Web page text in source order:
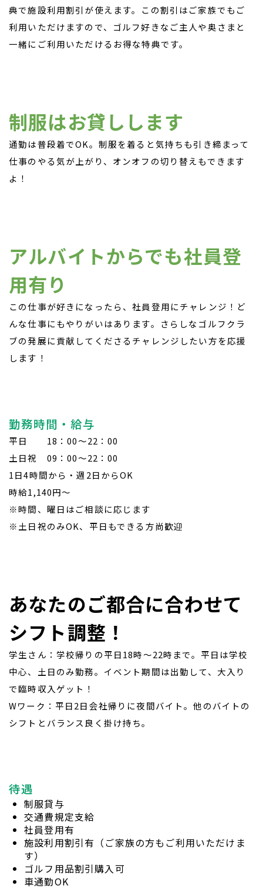
典で施設利用割引が使えます。この割引はご家族でもご
利用いただけますので、ゴルフ好きなご主人や奥さまと
一緒にご利用いただけるお得な特典です。
制服はお貸しします
通勤は普段着でOK。制服を着ると気持ちも引き締まって
仕事のやる気が上がり、オンオフの切り替えもできます
よ！
アルバイトからでも社員登
用有り
この仕事が好きになったら、社員登用にチャレンジ！ど
んな仕事にもやりがいはあります。さらしなゴルフクラ
ブの発展に貢献してくださるチャレンジしたい方を応援
します！
勤務時間・給与
平日 18：00～22：00
土日祝 09：00～22：00
1日4時間から・週2日からOK
時給1,140円～
※時間、曜日はご相談に応じます
※土日祝のみOK、平日もできる方尚歓迎
あなたのご都合に合わせて
シフト調整！
学生さん：学校帰りの平日18時～22時まで。平日は学校
中心、土日のみ勤務。イベント期間は出勤して、大入り
で臨時収入ゲット！
Wワーク：平日2日会社帰りに夜間バイト。他のバイトの
シフトとバランス良く掛け持ち。
待遇
制服貸与
交通費規定支給
社員登用有
施設利用割引有（ご家族の方もご利用いただけま
す）
ゴルフ用品割引購入可
車通勤OK